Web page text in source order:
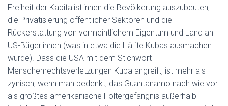
Freiheit der Kapitalist:innen die Bevölkerung auszubeuten,
die Privatisierung öffentlicher Sektoren und die
Rückerstattung von vermeintlichem Eigentum und Land an
US-Büger:innen (was in etwa die Hälfte Kubas ausmachen
würde). Dass die USA mit dem Stichwort
Menschenrechtsverletzungen Kuba angreift, ist mehr als
zynisch, wenn man bedenkt, das Guantanamo nach wie vor
als größtes amerikanische Foltergefängnis außerhalb